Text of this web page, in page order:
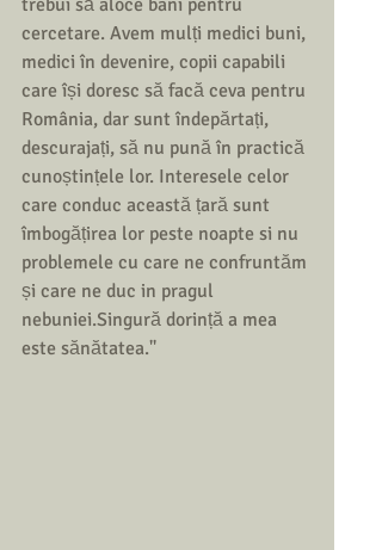
trebui să aloce bani pentru
cercetare. Avem mulți medici buni,
medici în devenire, copii capabili
care își doresc să facă ceva pentru
România, dar sunt îndepărtați,
descurajați, să nu pună în practică
cunoștințele lor. Interesele celor
care conduc această țară sunt
îmbogățirea lor peste noapte si nu
problemele cu care ne confruntăm
și care ne duc in pragul
nebuniei.Singură dorință a mea
este sănătatea.''